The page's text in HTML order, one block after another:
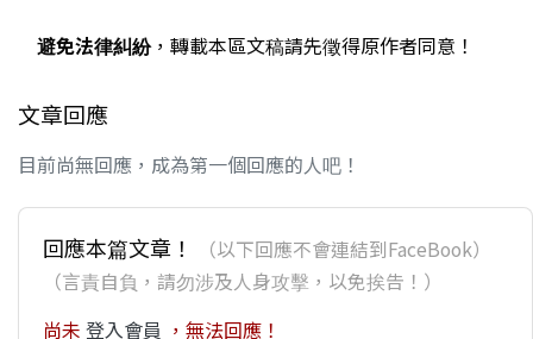
避免法律糾紛，轉載本區文稿請先徵得原作者同意！
文章回應
目前尚無回應，成為第一個回應的人吧！
回應本篇文章！
（以下回應不會連結到FaceBook）
（言責自負，請勿涉及人身攻擊，以免挨告！）
尚未 登入會員 ，無法回應！